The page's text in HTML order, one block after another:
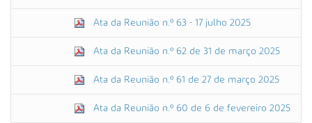
Ata da Reunião n.º 63 - 17 julho 2025
Ata da Reunião n.º 62 de 31 de março 2025
Ata da Reunião n.º 61 de 27 de março 2025
Ata da Reunião n.º 60 de 6 de fevereiro 2025